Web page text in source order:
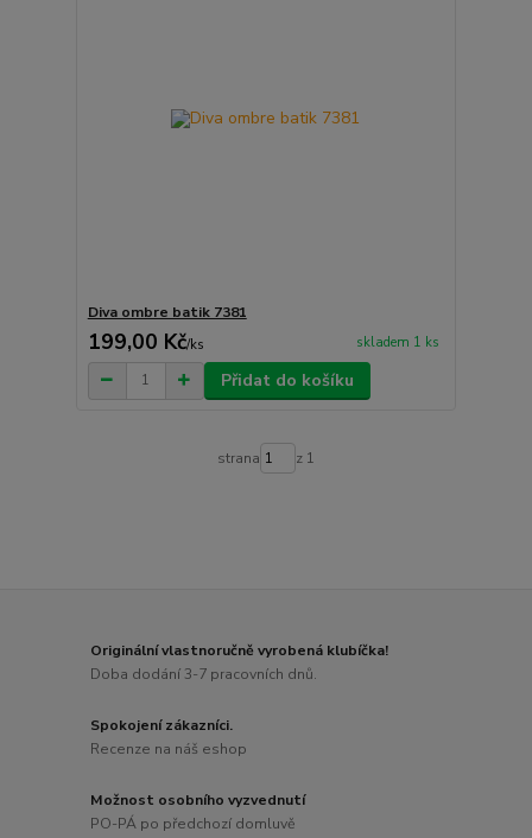
Diva ombre batik 7381
199,00 Kč/ks skladem 1 ks
Přidat do košíku
strana z 1
Originální vlastnoručně vyrobená klubíčka!
Doba dodání 3-7 pracovních dnů.
Spokojení zákazníci.
Recenze na náš eshop
Možnost osobního vyzvednutí
PO-PÁ po předchozí domluvě